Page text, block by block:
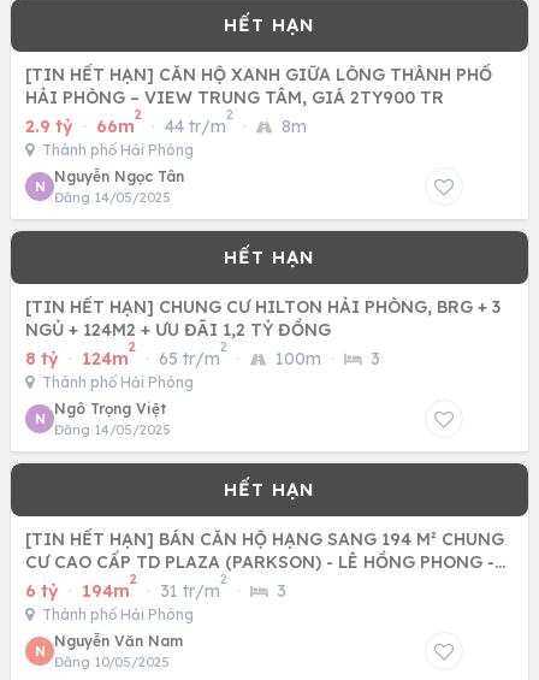
[TIN HẾT HẠN] CĂN HỘ XANH GIỮA LÒNG THÀNH PHỐ
HẢI PHÒNG – VIEW TRUNG TÂM, GIÁ 2TY900 TR
2.9 tỷ · 66m
2
· 44 tr/m
2
· 8m
Thành phố Hải Phòng
N
Nguyễn Ngọc Tân
Đăng 14/05/2025
[TIN HẾT HẠN] CHUNG CƯ HILTON HẢI PHÒNG, BRG + 3
NGỦ + 124M2 + ƯU ĐÃI 1,2 TỶ ĐỒNG
8 tỷ · 124m
2
· 65 tr/m
2
· 100m · 3
Thành phố Hải Phòng
N
Ngô Trọng Việt
Đăng 14/05/2025
[TIN HẾT HẠN] BÁN CĂN HỘ HẠNG SANG 194 M² CHUNG
CƯ CAO CẤP TD PLAZA (PARKSON) - LÊ HỒNG PHONG -
HẢI PHÒNG.
6 tỷ · 194m
2
· 31 tr/m
2
· 3
Thành phố Hải Phòng
N
Nguyễn Văn Nam
Đăng 10/05/2025